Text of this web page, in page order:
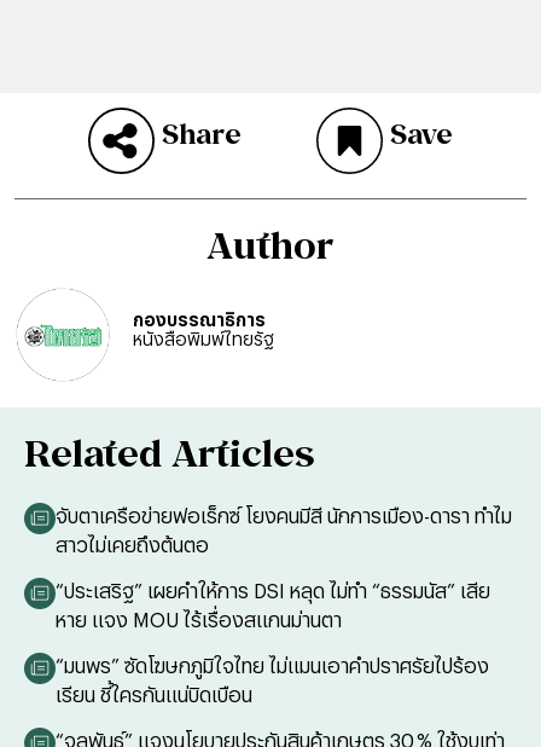
Share Save
Author
กองบรรณาธิการ
หนังสือพิมพ์ไทยรัฐ
Related Articles
จับตาเครือข่ายฟอเร็กซ์ โยงคนมีสี นักการเมือง-ดารา ทำไม
สาวไม่เคยถึงต้นตอ
“ประเสริฐ” เผยคำให้การ DSI หลุด ไม่ทำ “ธรรมนัส” เสีย
หาย แจง MOU ไร้เรื่องสแกนม่านตา
“มนพร” ซัดโฆษกภูมิใจไทย ไม่แมนเอาคำปราศรัยไปร้อง
เรียน ชี้ใครกันแน่บิดเบือน
“จุลพันธ์” แจงนโยบายประกันสินค้าเกษตร 30 % ใช้งบเท่า